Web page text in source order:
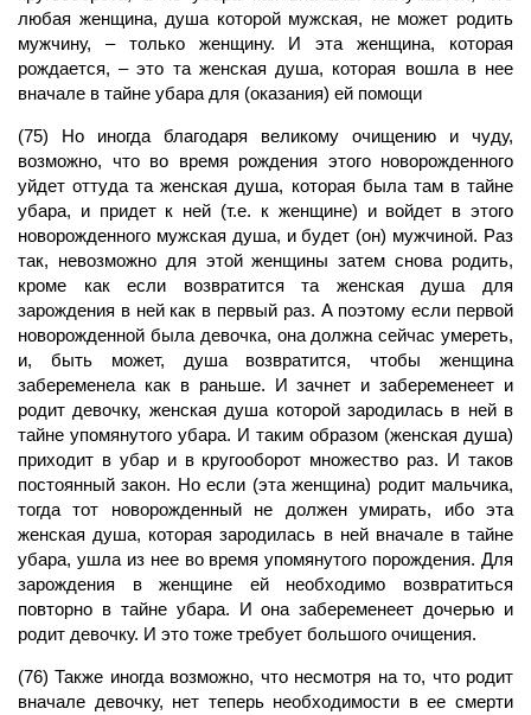
любая женщина, душа которой мужская, не может родить
мужчину, – только женщину. И эта женщина, которая
рождается, – это та женская душа, которая вошла в нее
вначале в тайне убара для (оказания) ей помощи
(75) Но иногда благодаря великому очищению и чуду,
возможно, что во время рождения этого новорожденного
уйдет оттуда та женская душа, которая была там в тайне
убара, и придет к ней (т.е. к женщине) и войдет в этого
новорожденного мужская душа, и будет (он) мужчиной. Раз
так, невозможно для этой женщины затем снова родить,
кроме как если возвратится та женская душа для
зарождения в ней как в первый раз. А поэтому если первой
новорожденной была девочка, она должна сейчас умереть,
и, быть может, душа возвратится, чтобы женщина
забеременела как в раньше. И зачнет и забеременеет и
родит девочку, женская душа которой зародилась в ней в
тайне упомянутого убара. И таким образом (женская душа)
приходит в убар и в кругооборот множество раз. И таков
постоянный закон. Но если (эта женщина) родит мальчика,
тогда тот новорожденный не должен умирать, ибо эта
женская душа, которая зародилась в ней вначале в тайне
убара, ушла из нее во время упомянутого порождения. Для
зарождения в женщине ей необходимо возвратиться
повторно в тайне убара. И она забеременеет дочерью и
родит девочку. И это тоже требует большого очищения.
(76) Также иногда возможно, что несмотря на то, что родит
вначале девочку, нет теперь необходимости в ее смерти